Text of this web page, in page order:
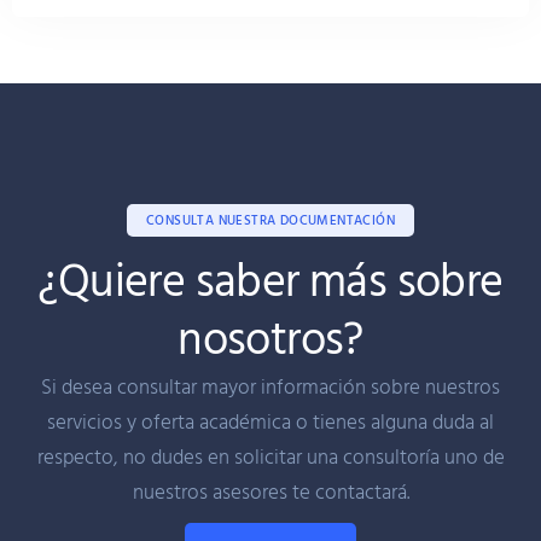
CONSULTA NUESTRA DOCUMENTACIÓN
¿Quiere saber más sobre
nosotros?
Si desea consultar mayor información sobre nuestros
servicios y oferta académica o tienes alguna duda al
respecto, no dudes en solicitar una consultoría uno de
nuestros asesores te contactará.